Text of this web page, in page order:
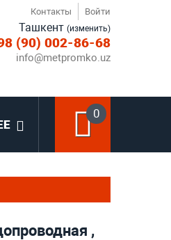
Ташкент (изменить)
(90) 002-86-68
info@metpromko.uz
Контакты Войти
0
,